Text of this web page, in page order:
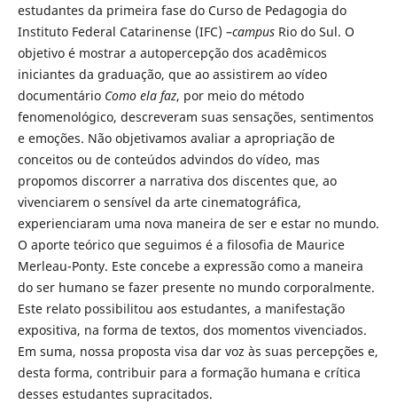
estudantes da primeira fase do Curso de Pedagogia do
Instituto Federal Catarinense (IFC) –campus Rio do Sul. O
objetivo é mostrar a autopercepção dos acadêmicos
iniciantes da graduação, que ao assistirem ao vídeo
documentário Como ela faz, por meio do método
fenomenológico, descreveram suas sensações, sentimentos
e emoções. Não objetivamos avaliar a apropriação de
conceitos ou de conteúdos advindos do vídeo, mas
propomos discorrer a narrativa dos discentes que, ao
vivenciarem o sensível da arte cinematográfica,
experienciaram uma nova maneira de ser e estar no mundo.
O aporte teórico que seguimos é a filosofia de Maurice
Merleau-Ponty. Este concebe a expressão como a maneira
do ser humano se fazer presente no mundo corporalmente.
Este relato possibilitou aos estudantes, a manifestação
expositiva, na forma de textos, dos momentos vivenciados.
Em suma, nossa proposta visa dar voz às suas percepções e,
desta forma, contribuir para a formação humana e crítica
desses estudantes supracitados.